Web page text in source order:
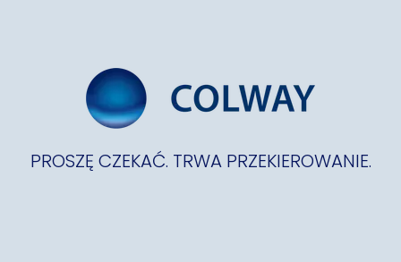
PROSZĘ CZEKAĆ. TRWA PRZEKIEROWANIE.